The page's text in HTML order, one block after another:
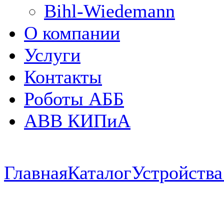
Bihl-Wiedemann
О компании
Услуги
Контакты
Роботы АББ
ABB КИПиА
ГлавнаяКаталог